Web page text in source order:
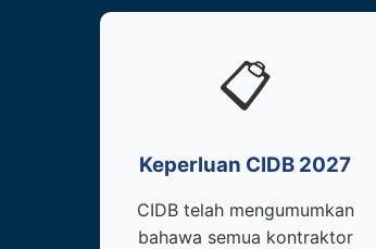
📋
Keperluan CIDB 2027
CIDB telah mengumumkan
bahawa semua kontraktor